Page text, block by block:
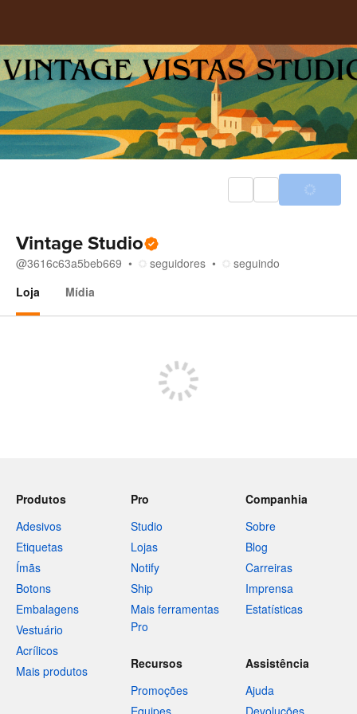
Vintage Studio
@3616c63a5beb669 seguidores
seguindo
Loja
Mídia
Produtos
Adesivos
Etiquetas
Ímãs
Botons
Embalagens
Vestuário
Acrílicos
Mais produtos
Pro
Studio
Lojas
Notify
Ship
Mais ferramentas
Pro
Companhia
Sobre
Blog
Carreiras
Imprensa
Estatísticas
Recursos
Promoções
Equipes
Assistência
Ajuda
Devoluções